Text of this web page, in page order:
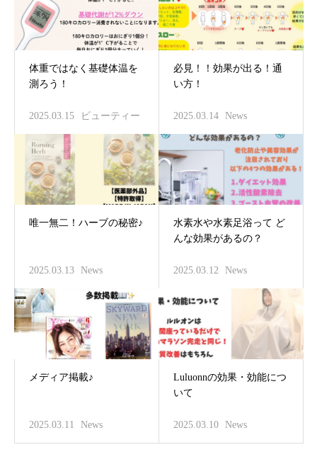
体重ではなく基礎体温を
測ろう！
2025.03.15 ビューティー
必見！！効果が出る！通
い方！
2025.03.14 News
唯一無二！ハーブの秘密♪
2025.03.13 News
水素水や水素足浴って ど
んな効果があるの？
2025.03.12 News
メディア掲載♪
2025.03.11 News
Luluonnの効果・効能につ
いて
2025.03.10 News